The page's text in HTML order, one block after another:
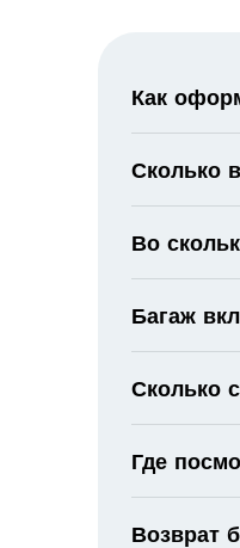
Как
Сколько
Во
Багаж
Сколько
Где
Возврат